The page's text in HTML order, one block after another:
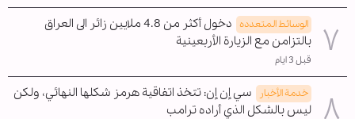
الوسائط المتعدده
دخول أكثر من 4.8 ملايين زائر الى العراق
بالتزامن مع الزيارة الأربعينية
قبل 3 ايام
خدمة الأخبار
سي إن إن: تتخذ اتفاقية هرمز شكلها النهائي، ولكن
ليس بالشكل الذي أراده ترامب